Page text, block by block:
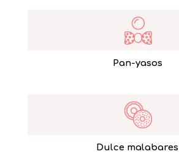
Pan-yasos
Dulce malabares